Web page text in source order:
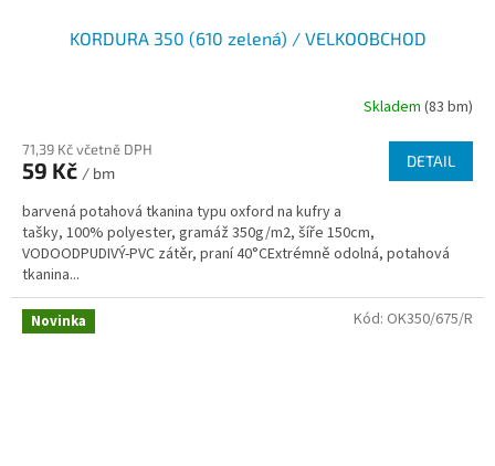
KORDURA 350 (610 zelená) / VELKOOBCHOD
Skladem (83 bm)
71,39 Kč včetně DPH
59 Kč / bm
DETAIL
barvená potahová tkanina typu oxford na kufry a
tašky, 100% polyester, gramáž 350g/m2, šíře 150cm,
VODOODPUDIVÝ-PVC zátěr, praní 40°CExtrémně odolná, potahová
tkanina...
Novinka Kód: OK350/675/R